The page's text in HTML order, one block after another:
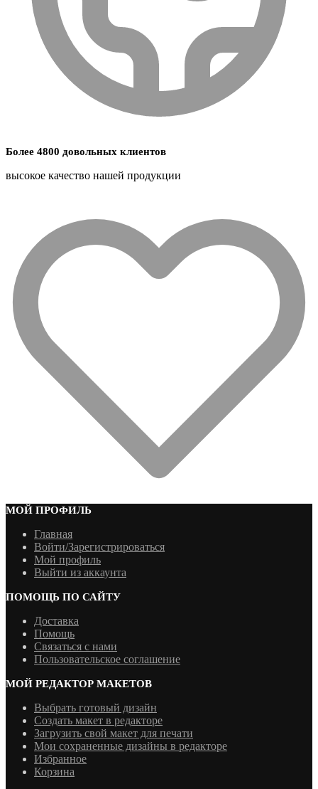
Более 4800 довольных клиентов
высокое качество нашей продукции
МОЙ ПРОФИЛЬ
Главная
Войти/Зарегистрироваться
Мой профиль
Выйти из аккаунта
ПОМОЩЬ ПО САЙТУ
Доставка
Помощь
Связаться с нами
Пользовательское соглашение
МОЙ РЕДАКТОР МАКЕТОВ
Выбрать готовый дизайн
Создать макет в редакторе
Загрузить свой макет для печати
Мои сохраненные дизайны в редакторе
Избранное
Корзина